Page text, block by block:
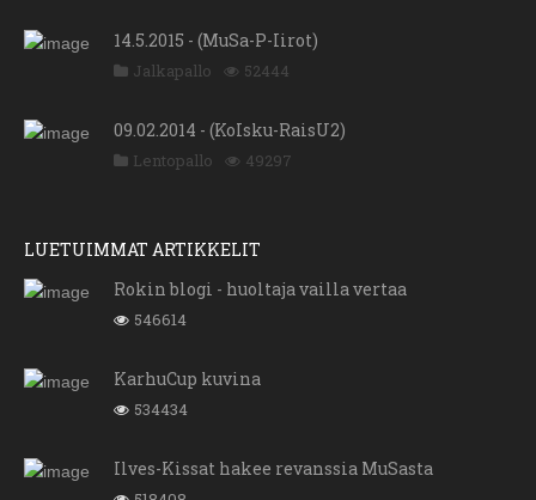
14.5.2015 - (MuSa-P-Iirot)
Jalkapallo 52444
09.02.2014 - (KoIsku-RaisU2)
Lentopallo 49297
LUETUIMMAT ARTIKKELIT
Rokin blogi - huoltaja vailla vertaa
546614
KarhuCup kuvina
534434
Ilves-Kissat hakee revanssia MuSasta